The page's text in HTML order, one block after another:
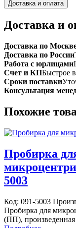
Доставка и оплата
Доставка и
Доставка по
Доставка по России
Работа с юрлицами
Счет и КПБыстрое
Сроки поставки
Консультация
Похожие
Пробирка
5003
Код: 091-5003
Пробирка для
(ПП),